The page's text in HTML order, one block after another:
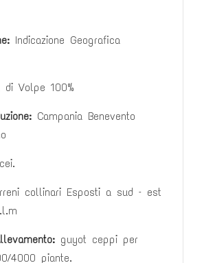
Indicazione Geografica
di Volpe 100%
Campania Benevento
collinari Esposti a sud – est
guyot ceppi per
4000 piante.